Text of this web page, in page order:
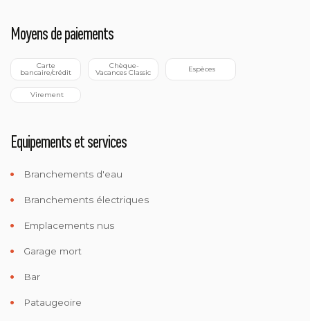
Moyens de paiements
bancaire/crédit Vacances Classic Espèces
Virement
Equipements et services
Branchements d'eau
Branchements électriques
Emplacements nus
Garage mort
Bar
Pataugeoire